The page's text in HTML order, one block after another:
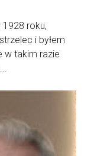
1928 roku,
i byłem
w takim razie